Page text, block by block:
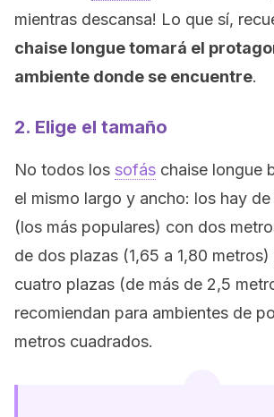
mientras descansa! Lo que sí,
chaise longue tomará el
ambiente donde se encuentre.
2. Elige el tamaño
No todos los sofás chaise longue
el mismo largo y ancho: los hay
(los más populares) con dos
de dos plazas (1,65 a 1,80
cuatro plazas (de más de 2,5
recomiendan para ambientes de
metros cuadrados.